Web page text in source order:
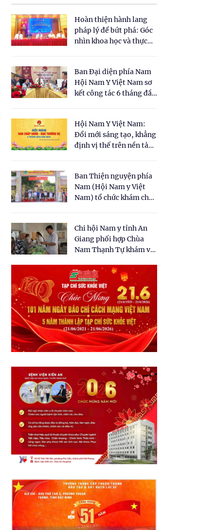
Hoàn thiện hành lang
pháp lý để bứt phá: Góc
nhìn khoa học và thực
cho Luật Y dược cổ
truyền Việt Nam"
Ban Đại diện phía Nam
Hội Nam Y Việt Nam sơ
kết công tác 6 tháng đầu
Hội Nam Y Việt Nam:
Đổi mới sáng tạo, khẳng
định vị thế trên nền tảng
Ban Thiện nguyện phía
Nam (Hội Nam y Việt
Nam) tổ chức khám chữa
dân tại xã Tân Tập
Chi hội Nam y tỉnh An
Giang phối hợp Chùa
Nam Thạnh Tự khám và
nhân dân